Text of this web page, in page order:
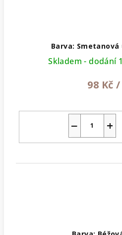
Barva: Smetanová
Skladem - dodání
98 Kč /
+
−